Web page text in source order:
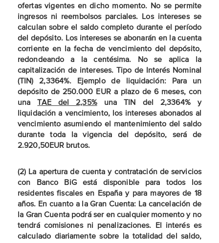
ofertas vigentes en dicho momento. No se permite
ingresos ni reembolsos parciales. Los intereses se
calculan sobre el saldo completo durante el período
del depósito. Los intereses se abonarán en la cuenta
corriente en la fecha de vencimiento del depósito,
redondeando a la centésima. No se aplica la
capitalización de intereses. Tipo de Interés Nominal
(TIN) 2,3364%. Ejemplo de liquidación: Para un
depósito de 250.000 EUR a plazo de 6 meses, con
una
TAE del 2,35%una TIN del 2,3364% y
liquidación a vencimiento, los intereses abonados al
vencimiento asumiendo el mantenimiento del saldo
durante toda la vigencia del depósito, será de
2.920,50EUR brutos.
(2) La apertura de cuenta y contratación de servicios
con Banco BiG está disponible para todos los
residentes fiscales en España y para mayores de 18
años. En cuanto a la Gran Cuenta: La cancelación de
la Gran Cuenta podrá ser en cualquier momento y no
tendrá comisiones ni penalizaciones. El interés es
calculado diariamente sobre la totalidad del saldo,